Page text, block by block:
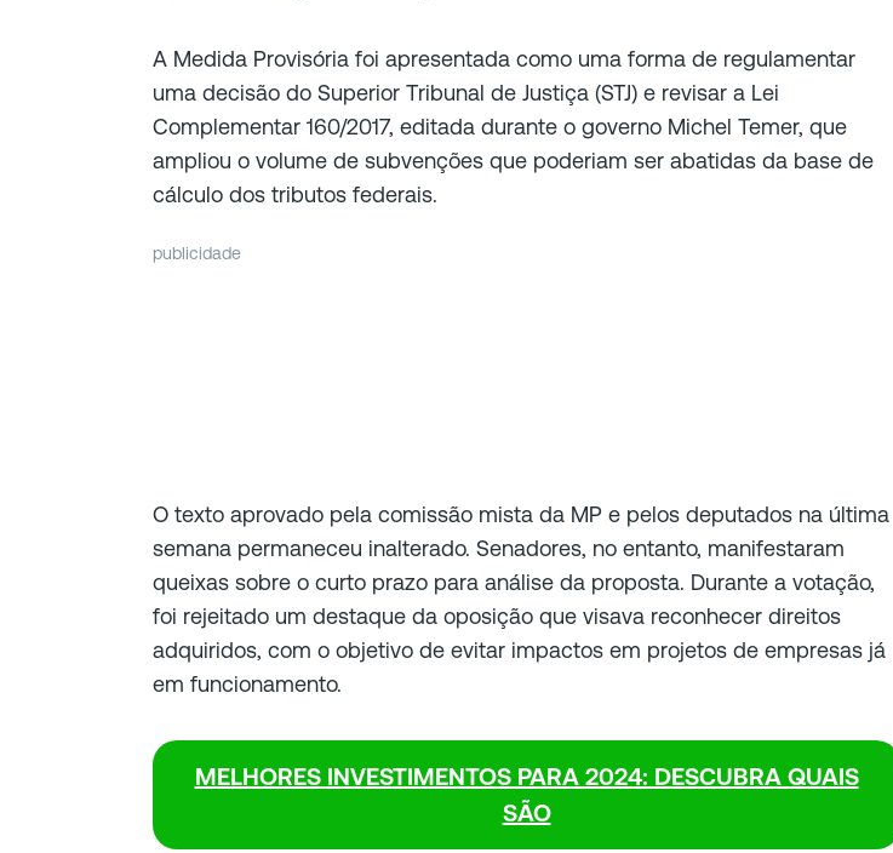
A Medida Provisória foi apresentada como uma forma de regulamentar
uma decisão do Superior Tribunal de Justiça (STJ) e revisar a Lei
Complementar 160/2017, editada durante o governo Michel Temer, que
ampliou o volume de subvenções que poderiam ser abatidas da base de
cálculo dos tributos federais.
publicidade
O texto aprovado pela comissão mista da MP e pelos deputados na última
semana permaneceu inalterado. Senadores, no entanto, manifestaram
queixas sobre o curto prazo para análise da proposta. Durante a votação,
foi rejeitado um destaque da oposição que visava reconhecer direitos
adquiridos, com o objetivo de evitar impactos em projetos de empresas já
em funcionamento.
MELHORES INVESTIMENTOS PARA 2024: DESCUBRA QUAIS
SÃO